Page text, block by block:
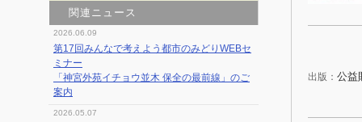
出版： 公益
関連ニュース
2026.06.09
第17回みんなで考えよう都市のみどりWEBセ
ミナー
「神宮外苑イチョウ並木 保全の最前線」のご
案内
2026.05.07